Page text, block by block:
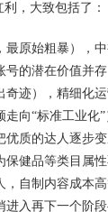
，大致包括了：
最原始粗暴），
号的潜在价值并
迹），精细化
向“标准工业化
优质的达人逐步
保健品等类目属
，自制内容成本
进入再下一个阶